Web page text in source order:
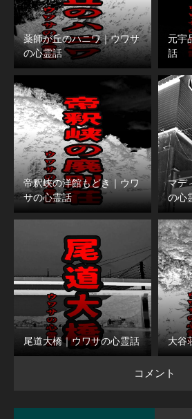
薬師が丘のハニワ｜ウワサ
の心霊話
元宇
話
帝釈峡の洋館もどき｜ウワ
サの心霊話
マデ
の心
尾道大橋｜ウワサの心霊話 大谷
コメント